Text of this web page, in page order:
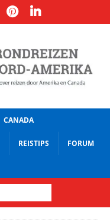
CANADA
REISTIPS FORUM